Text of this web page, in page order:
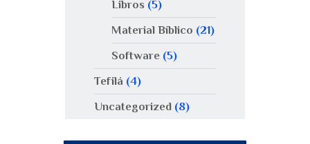
Libros (5)
Material Bíblico (21)
Software(5)
Tefilá (4)
Uncategorized (8)